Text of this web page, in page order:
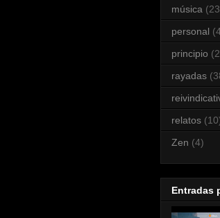
música
personal
principio
rayadas
relatos
Zen (4)
Entradas